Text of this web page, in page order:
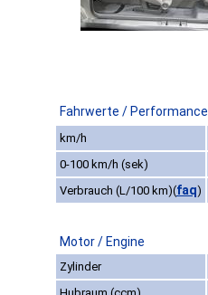
Fahrwerte / Performance
km/h
0-100 km/h (sek)
Verbrauch (L/100 km)(faq)
Motor / Engine
Zylinder